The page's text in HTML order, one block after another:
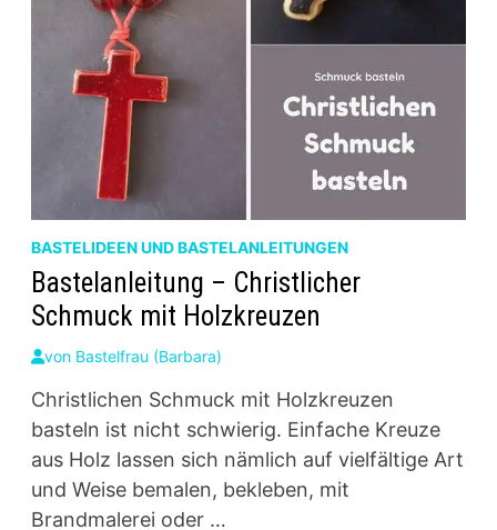
BASTELIDEEN UND BASTELANLEITUNGEN
Bastelanleitung – Christlicher
Schmuck mit Holzkreuzen
von Bastelfrau (Barbara)
Christlichen Schmuck mit Holzkreuzen
basteln ist nicht schwierig. Einfache Kreuze
aus Holz lassen sich nämlich auf vielfältige Art
und Weise bemalen, bekleben, mit
Brandmalerei oder …